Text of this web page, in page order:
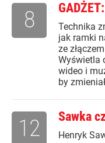
Technika
jak ramki
ze
Wyświetla
wideo i
by
8
Sawka
Henryk
12